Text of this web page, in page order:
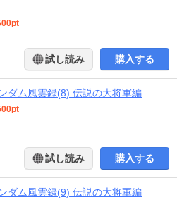
試し読み 購入する
ダム風雲録(8) 伝説の大将軍編
試し読み 購入する
ダム風雲録(9) 伝説の大将軍編